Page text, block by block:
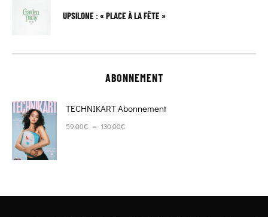
UPSILONE : « PLACE À LA FÊTE »
ABONNEMENT
TECHNIKART Abonnement
59,00€ – 130,00€